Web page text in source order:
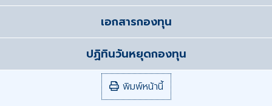
เอกสารกองทุน
ปฏิทินวันหยุดกองทุน
พิมพ์หน้านี้